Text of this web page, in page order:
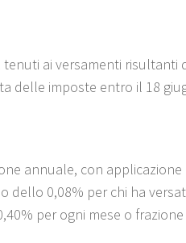
ai versamenti
delle imposte entro il 18
annuale, con
dello 0,08% per chi ha
per ogni mese o